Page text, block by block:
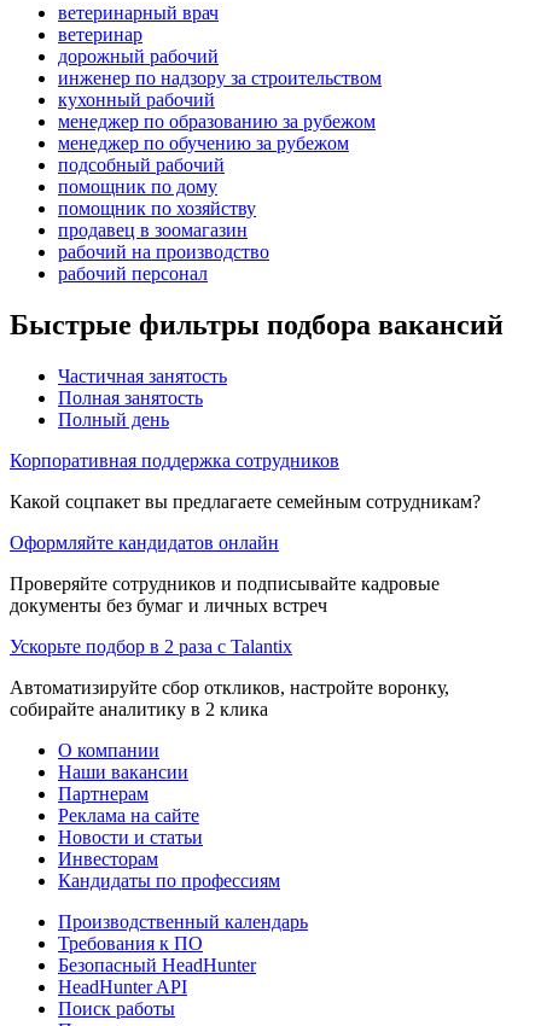
ветеринарный врач
ветеринар
дорожный рабочий
инженер по надзору за строительством
кухонный рабочий
менеджер по образованию за рубежом
менеджер по обучению за рубежом
подсобный рабочий
помощник по дому
помощник по хозяйству
продавец в зоомагазин
рабочий на производство
рабочий персонал
Быстрые фильтры подбора вакансий
Частичная занятость
Полная занятость
Полный день
Корпоративная поддержка сотрудников
Какой соцпакет вы предлагаете семейным сотрудникам?
Оформляйте кандидатов онлайн
Проверяйте сотрудников и подписывайте кадровые
документы без бумаг и личных встреч
Ускорьте подбор в 2 раза с Talantix
Автоматизируйте сбор откликов, настройте воронку,
собирайте аналитику в 2 клика
О компании
Наши вакансии
Партнерам
Реклама на сайте
Новости и статьи
Инвесторам
Кандидаты по профессиям
Производственный календарь
Требования к ПО
Безопасный HeadHunter
HeadHunter API
Поиск работы